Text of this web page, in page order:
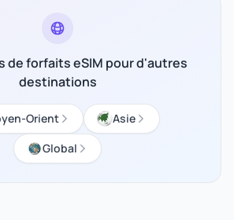
de forfaits eSIM pour d'autres
destinations
Orient
Asie
Global